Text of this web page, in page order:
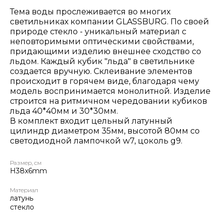
Тема воды прослеживается во многих
светильниках компании GLASSBURG. По своей
природе стекло - уникальный материал с
неповторимыми оптическими свойствами,
придающими изделию внешнее сходство со
льдом. Каждый кубик "льда" в светильнике
создается вручную. Склеивание элементов
происходит в горячем виде, благодаря чему
модель воспринимается монолитной. Изделие
строится на ритмичном чередовании кубиков
льда 40*40мм и 30*30мм.
В комплект входит цельный латунный
цилиндр диаметром 35мм, высотой 80мм со
светодиодной лампочкой w7, цоколь g9.
Размер, см
H38x6mm
Материал
латунь
стекло